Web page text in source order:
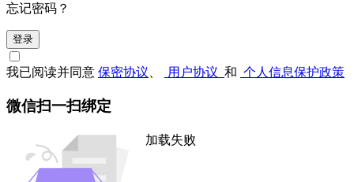
忘记密码？
登录
我已阅读并同意 保密协议 用户协议 和 个人信息保护政策
微信扫一扫绑定
加载失败